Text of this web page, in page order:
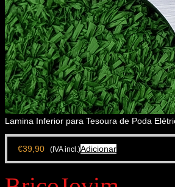
Lamina Inferior para Tesoura de Poda
€39,90 (IVA incl.)Adicionar